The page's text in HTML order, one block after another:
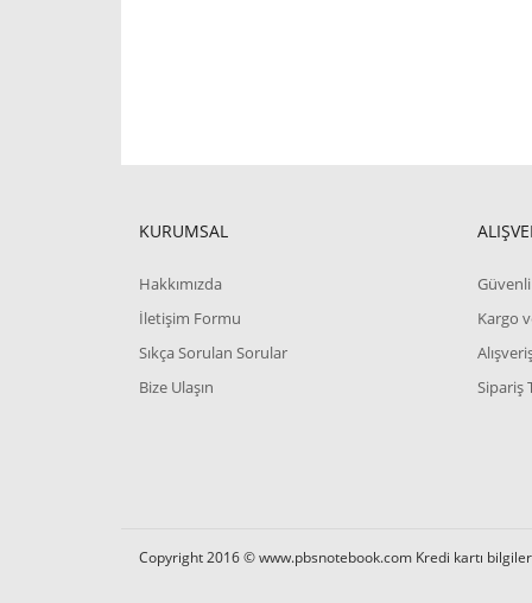
KURUMSAL
Hakkımızda
İletişim Formu
Sıkça Sorulan Sorular
Bize Ulaşın
Güvenli
Kargo
Sipariş
Copyright 2016 © www.pbsnotebook.com Kredi kartı